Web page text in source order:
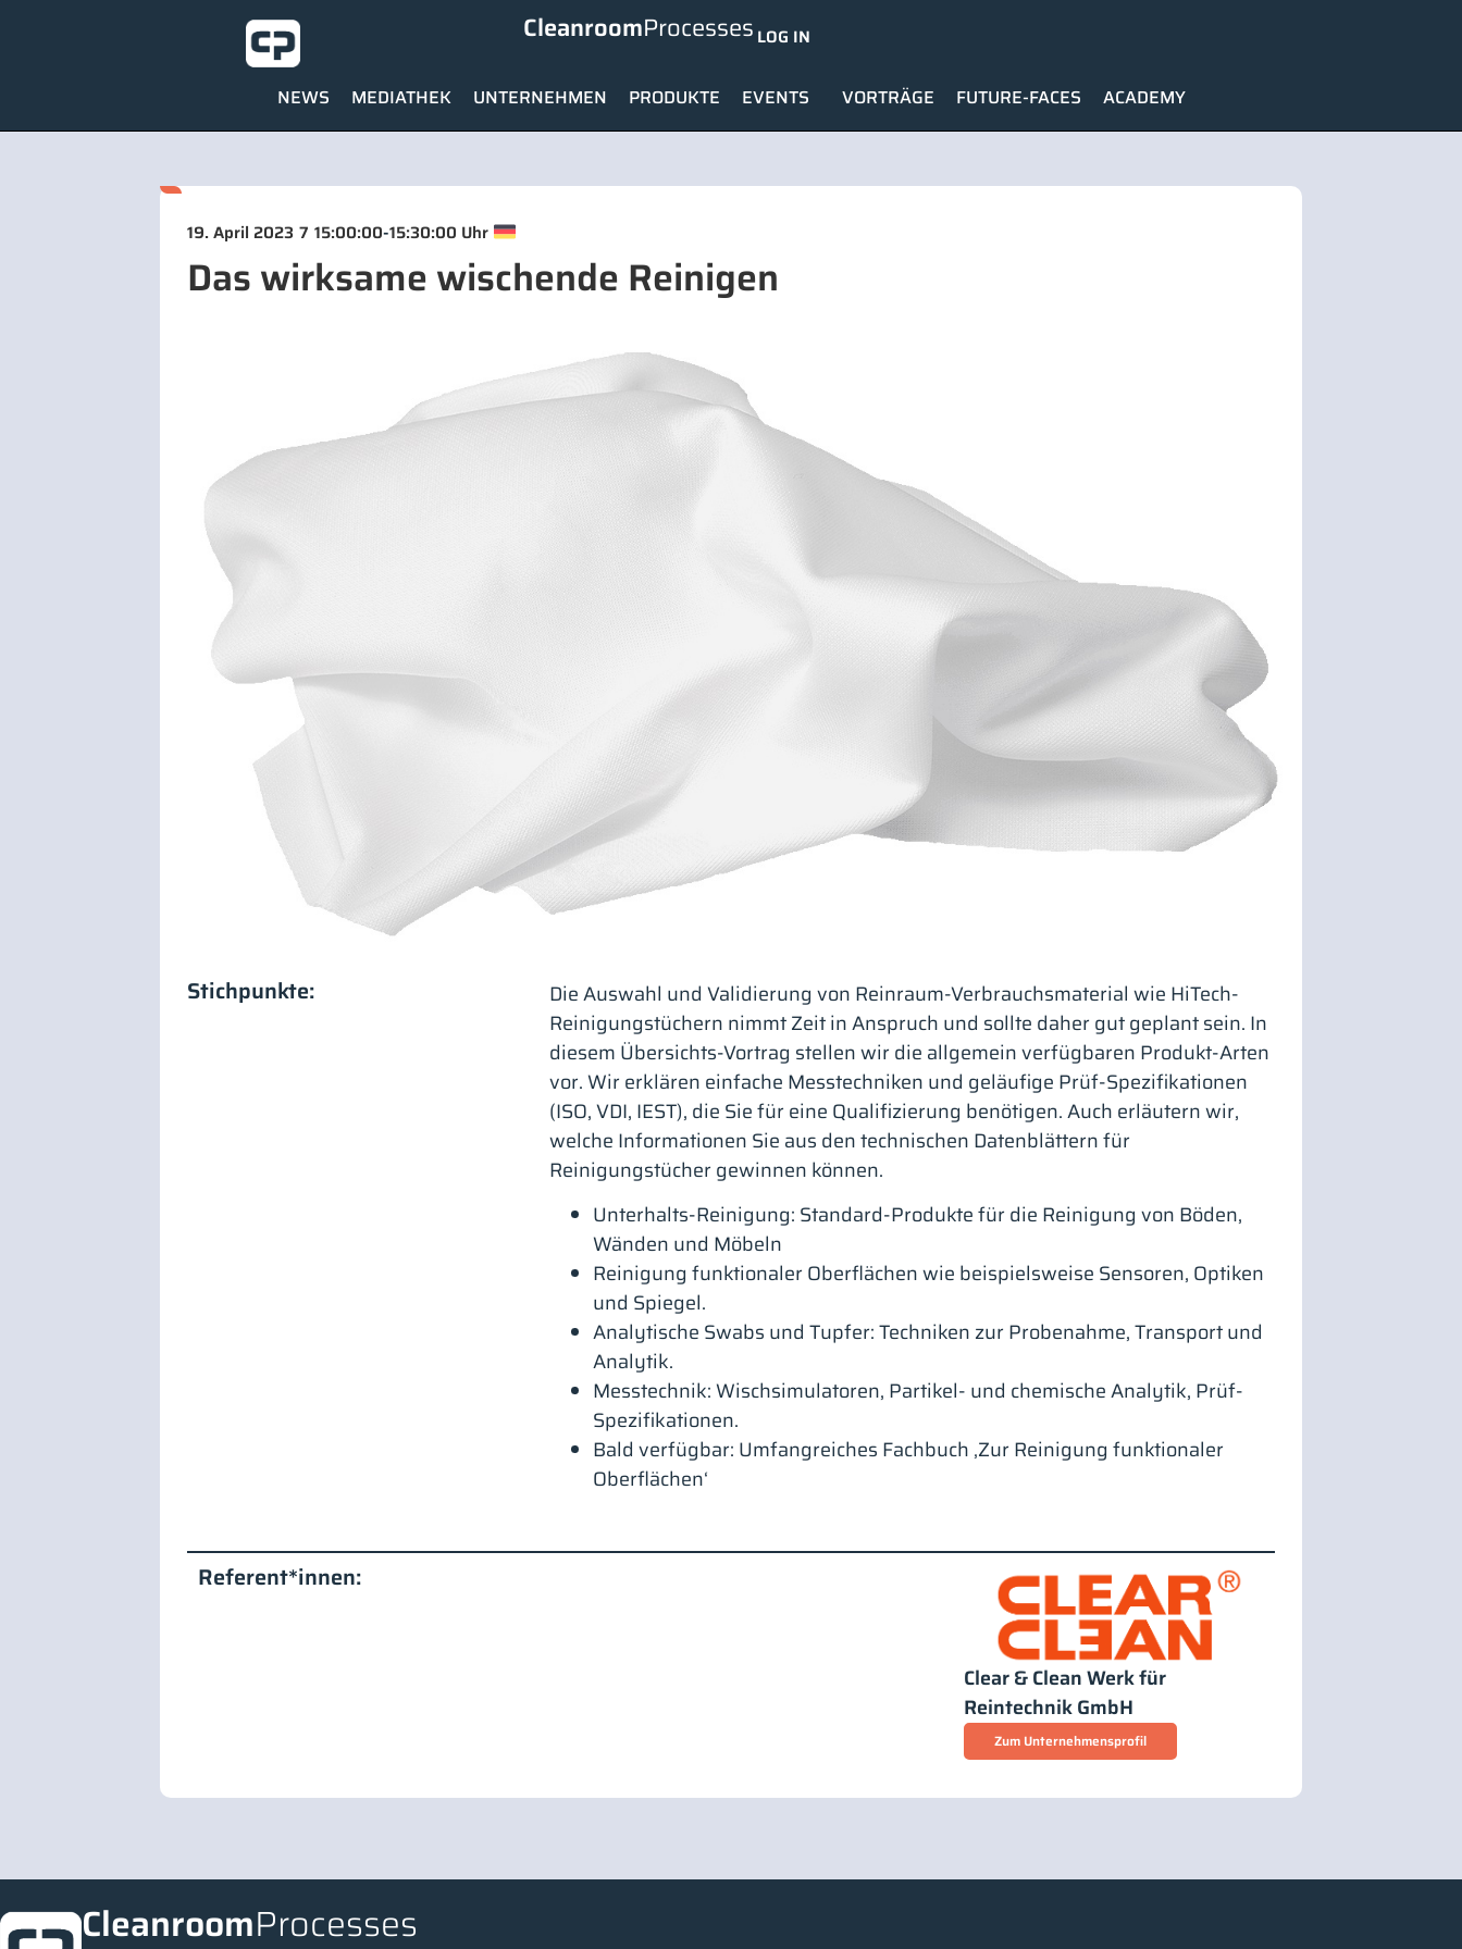
CleanroomProcesses LOG IN
NEWS MEDIATHEK UNTERNEHMEN PRODUKTE EVENTS VORTRÄGE FUTURE-FACES ACADEMY
19. April 2023 7 15:00:00-15:30:00 Uhr
Das wirksame wischende Reinigen
Stichpunkte:
Die Auswahl und Validierung von Reinraum-Verbrauchsmaterial wie HiTech-
Reinigungstüchern nimmt Zeit in Anspruch und sollte daher gut geplant sein. In
diesem Übersichts-Vortrag stellen wir die allgemein verfügbaren Produkt-Arten
vor. Wir erklären einfache Messtechniken und geläufige Prüf-Spezifikationen
(ISO, VDI, IEST), die Sie für eine Qualifizierung benötigen. Auch erläutern wir,
welche Informationen Sie aus den technischen Datenblättern für
Reinigungstücher gewinnen können.
Unterhalts-Reinigung: Standard-Produkte für die Reinigung von Böden,
Wänden und Möbeln
Reinigung funktionaler Oberflächen wie beispielsweise Sensoren, Optiken
und Spiegel.
Analytische Swabs und Tupfer: Techniken zur Probenahme, Transport und
Analytik.
Messtechnik: Wischsimulatoren, Partikel- und chemische Analytik, Prüf-
Spezifikationen.
Bald verfügbar: Umfangreiches Fachbuch ‚Zur Reinigung funktionaler
Oberflächen‘
Referent*innen:
Clear & Clean Werk für
Reintechnik GmbH
Zum Unternehmensprofil
CleanroomProcesses